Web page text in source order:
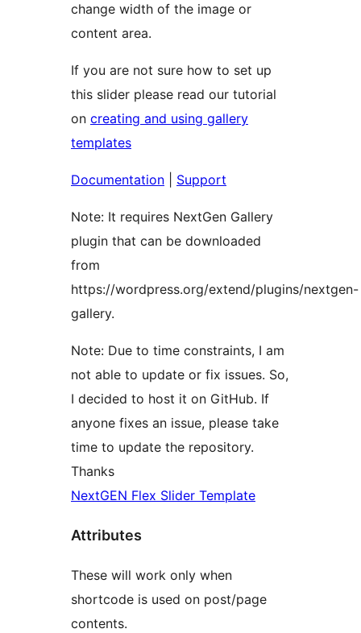
change width of the image or
content area.
If you are not sure how to set up
this slider please read our tutorial
on creating and using gallery
templates
Documentation Support
Note: It requires NextGen Gallery
plugin that can be downloaded
from
https://wordpress.org/extend/plugins/nextgen-
gallery.
Note: Due to time constraints, I am
not able to update or fix issues. So,
I decided to host it on GitHub. If
anyone fixes an issue, please take
time to update the repository.
Thanks
NextGEN Flex Slider Template
Attributes
These will work only when
shortcode is used on post/page
contents.